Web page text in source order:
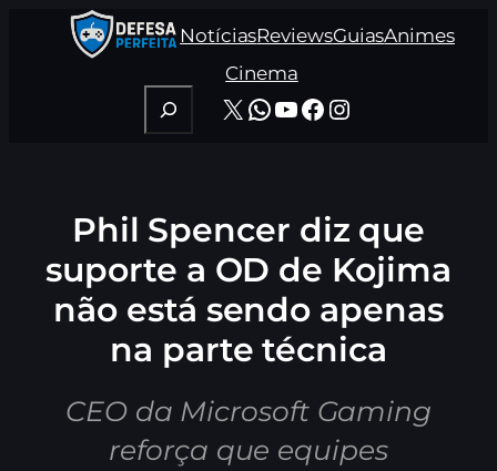
NotíciasReviewsGuiasAnimes
Cinema
Pesquisar
X WhatsApp
Youtube
Facebook
Instagram
Phil Spencer diz que
suporte a OD de Kojima
não está sendo apenas
na parte técnica
CEO da Microsoft Gaming
reforça que equipes